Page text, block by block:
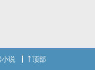
说 顶部